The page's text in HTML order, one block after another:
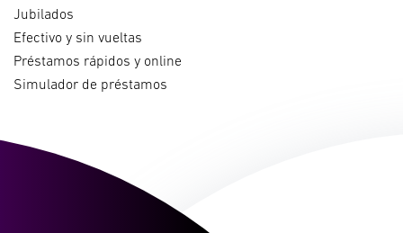
Jubilados
Efectivo y sin vueltas
Préstamos rápidos y online
Simulador de préstamos